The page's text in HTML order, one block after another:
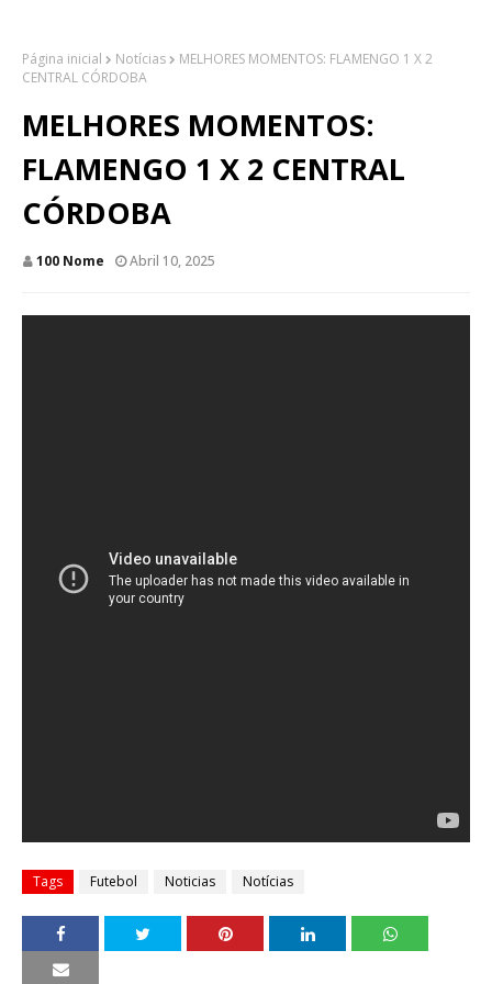
Página inicial Notícias
MELHORES MOMENTOS: FLAMENGO 1 X 2
CENTRAL CÓRDOBA
MELHORES MOMENTOS:
FLAMENGO 1 X 2 CENTRAL
CÓRDOBA
100 Nome Abril 10, 2025
Tags Futebol Noticias Notícias